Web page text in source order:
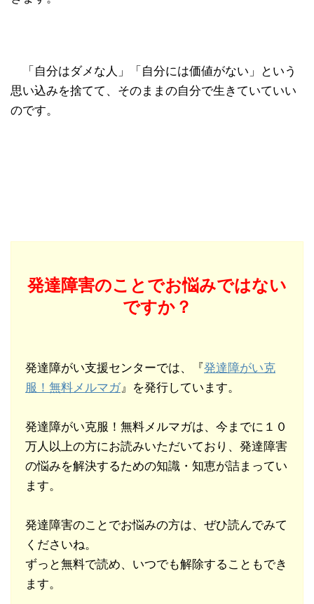
「自分はダメな人」「自分には価値がない」という
思い込みを捨てて、そのままの自分で生きていていい
のです。
発達障害のことでお悩みではない
ですか？
発達障がい支援センターでは、『発達障がい克
服！無料メルマガ』を発行しています。
発達障がい克服！無料メルマガは、今までに１０
万人以上の方にお読みいただいており、発達障害
の悩みを解決するための知識・知恵が詰まってい
ます。
発達障害のことでお悩みの方は、ぜひ読んでみて
くださいね。
ずっと無料で読め、いつでも解除することもでき
ます。